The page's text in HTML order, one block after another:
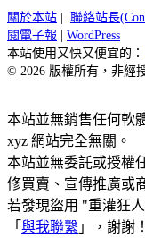
關於本站 聯絡站長
閱電子報
WordPress
本站使用又快又便宜的：
© 2026 版權所有，非經
本站並無銷售任何軟
xyz 網站完全無關。
本站並無委託或授權
修買賣、宣傳推廣或
若發現盜用 "重灌狂
「 與我聯繫 」，謝謝！